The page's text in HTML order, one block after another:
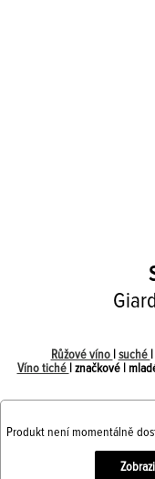
Růžové víno suché
Víno tiché
| značkové |
Produkt není momentálně